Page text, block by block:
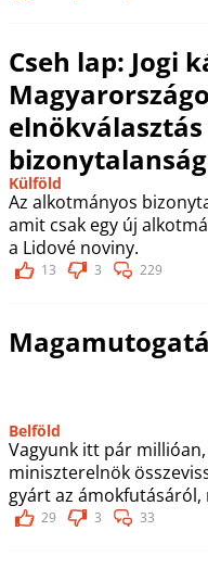
Cseh lap: Jogi
Külföld
Az alkotmányos
amit csak egy új
a Lidové noviny.
13 3 229
Belföld
Vagyunk itt pár
miniszterelnök
gyárt az ámokfutásáról,
29 3 33